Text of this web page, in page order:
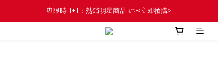
⏰限時 1+1：熱銷明星商品 👉<立即搶購>